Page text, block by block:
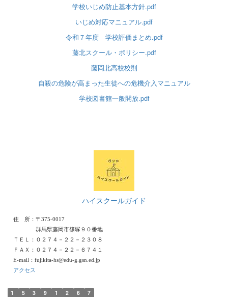
学校いじめ防止基本方針.pdf
いじめ対応マニュアル.pdf
令和７年度 学校評価まとめ.pdf
藤北スクール・ポリシー.pdf
藤岡北高校校則
自殺の危険が高まった生徒への危機介入マニュアル
学校図書館一般開放.pdf
ハイスクールガイド
住 所：〒375-0017
群馬県藤岡市篠塚９０番地
ＴＥＬ：０２７４－２２－２３０８
ＦＡＸ：０２７４－２２－６７４１
E-mail：fujikita-hs@edu-g.gsn.ed.jp
アクセス
1 5 3 9 1 2 6 7